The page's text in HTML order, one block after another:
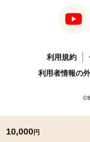
10,000円
利用規約
利用者情報の